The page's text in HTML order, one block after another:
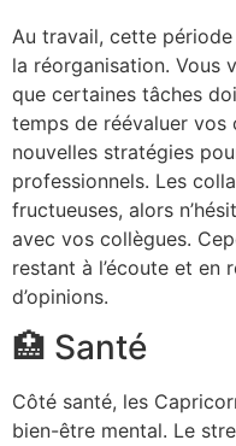
Au travail, cette
la réorganisation. Vous
que certaines tâches
temps de réévaluer
nouvelles stratégies
professionnels. Les
fructueuses, alors
avec vos collègues.
restant à l’écoute et en
d’opinions.
🏥 Santé
Côté santé, les
bien-être mental. Le